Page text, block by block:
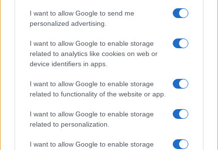
I want to allow Google to send me
personalized advertising.
I want to allow Google to enable storage
related to analytics like cookies on web or
device identifiers in apps.
I want to allow Google to enable storage
related to functionality of the website or app.
I want to allow Google to enable storage
related to personalization.
I want to allow Google to enable storage
Giochi del Mediterraneo Taranto 2026: scopri gli
impianti sportivi che stanno trasformando la città
GAMING NEWS